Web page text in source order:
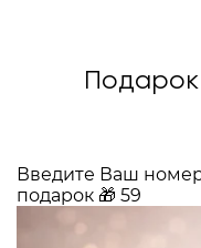
Подарок
Введите Ваш
подарок 🎁 59